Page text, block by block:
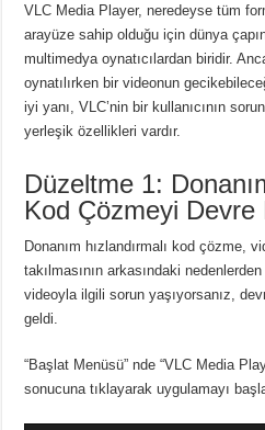
VLC Media Player, neredeyse tüm
arayüze sahip olduğu için dünya
multimedya oynatıcılardan biridir.
oynatılırken bir videonun
iyi yanı, VLC’nin bir kullanıcının
yerleşik özellikleri vardır.
Düzeltme 1:
Kod Çözmeyi Devre
Donanım hızlandırmalı kod çözme,
takılmasının arkasındaki
videoyla ilgili sorun yaşıyorsanız,
geldi.
“Başlat Menüsü” nde “VLC Media
sonucuna tıklayarak uygulamayı